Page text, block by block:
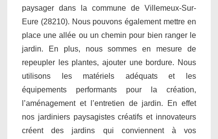
paysager dans la commune de Villemeux-Sur-
Eure (28210). Nous pouvons également mettre en
place une allée ou un chemin pour bien ranger le
jardin. En plus, nous sommes en mesure de
repeupler les plantes, ajouter une bordure. Nous
utilisons les matériels adéquats et les
équipements performants pour la création,
l’aménagement et l’entretien de jardin. En effet
nos jardiniers paysagistes créatifs et innovateurs
créent des jardins qui conviennent à vos